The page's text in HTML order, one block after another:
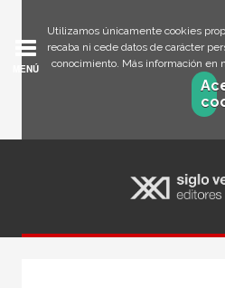
Utilizamos únicamente cookies
recaba ni cede datos de carácter
conocimiento. Más información en
MENÚ